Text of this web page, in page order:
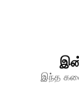
இந்த